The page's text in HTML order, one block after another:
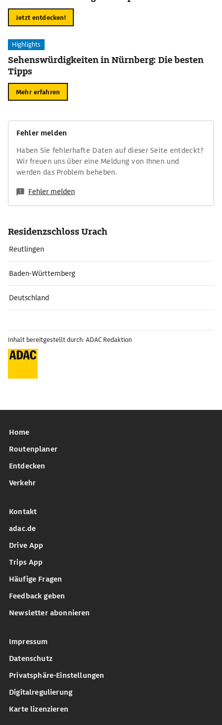
Jetzt entdecken!
Highlights
Sehenswürdigkeiten in Nürnberg: Die besten
Tipps
Mehr erfahren
Fehler melden
Haben Sie fehlerhafte Daten auf dieser Seite entdeckt?
Wir freuen uns über eine Meldung von Ihnen und
werden das Problem beheben.
Fehler melden
Residenzschloss Urach
Reutlingen
Baden-Württemberg
Deutschland
Inhalt bereitgestellt durch: ADAC Redaktion
Home
Routenplaner
Entdecken
Verkehr
Kontakt
adac.de
Drive App
Trips App
Häufige Fragen
Feedback geben
Newsletter abonnieren
Impressum
Datenschutz
Privatsphäre-Einstellungen
Digitalregulierung
Karte lizenzieren